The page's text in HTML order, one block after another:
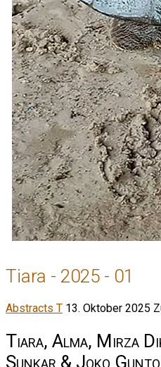
Tiara - 2025 - 01
Abstracts T 13. Oktober 2025
Tiara, Alma, Mirza
Sunkar & Joko